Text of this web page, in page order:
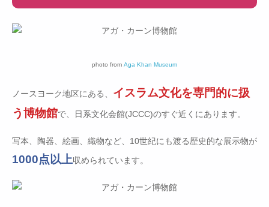
photo from Aga Khan Museum
ノースヨーク地区にある、 イスラム文化を専門的に扱
う博物館で、日系文化会館(JCCC)のすぐ近くにあります。
写本、陶器、絵画、織物など、10世紀にも渡る歴史的な展示物が
1000点以上収められています。